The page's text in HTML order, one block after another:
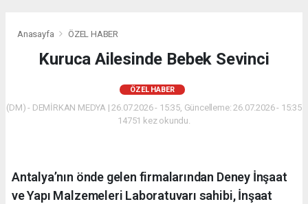
Anasayfa ÖZEL HABER
Kuruca Ailesinde Bebek Sevinci
ÖZEL HABER
(DM) - DEMİRKAN MEDYA | 26.07.2026 - 15:35, Güncelleme: 26.07.2026 - 15:35
14751 kez okundu.
Antalya’nın önde gelen firmalarından Deney İnşaat
ve Yapı Malzemeleri Laboratuvarı sahibi, İnşaat